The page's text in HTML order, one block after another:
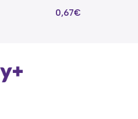
0,67€